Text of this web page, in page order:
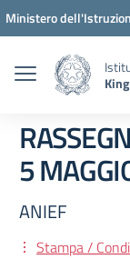
Vai ai contenuti
Vai al menu di
Vai al footer
Ministero
5
ANIEF
Stampa /